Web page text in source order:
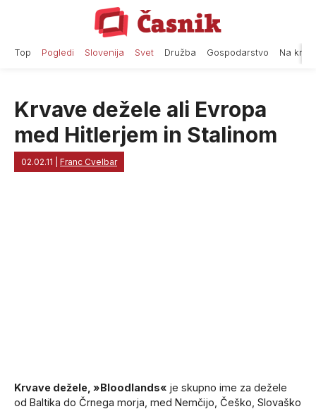
Top Pogledi Slovenija Svet Družba Gospodarstvo Na
Krvave dežele ali Evropa
med Hitlerjem in Stalinom
02.02.11 Franc Cvelbar
Krvave dežele, »Bloodlands« je skupno ime za dežele
od Baltika do Črnega morja, med Nemčijo, Češko, Slovaško